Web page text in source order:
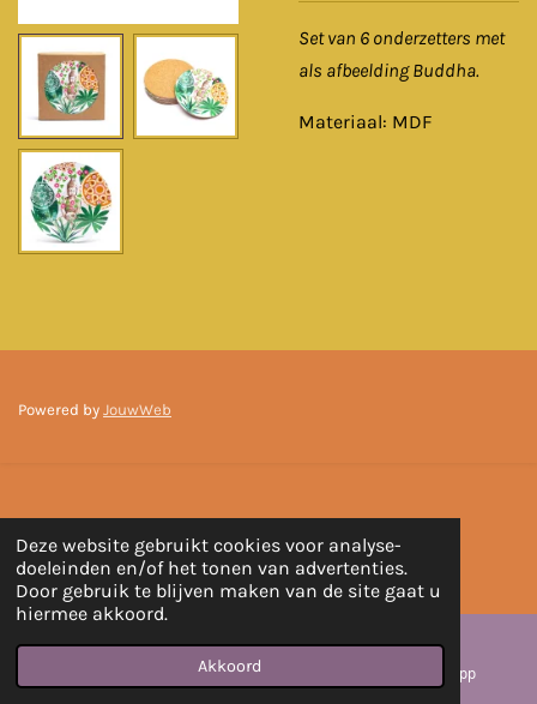
Deze website gebruikt cookies voor analyse-
doeleinden en/of het tonen van advertenties.
Door gebruik te blijven maken van de site gaat u
hiermee akkoord.
Akkoord
Set van 6 onderzetters met
als afbeelding Buddha.
Materiaal: MDF
Powered by JouwWeb
Instagram WhatsApp